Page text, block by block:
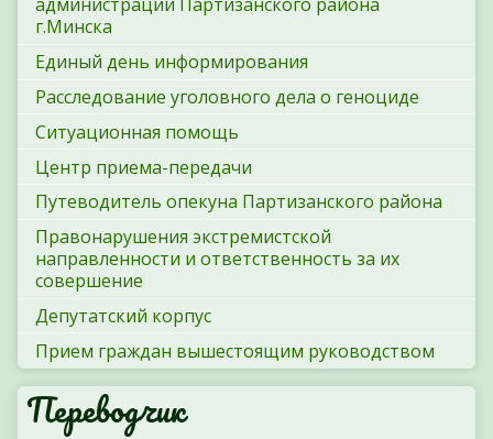
администрации Партизанского района
г.Минска
Единый день информирования
Расследование уголовного дела о геноциде
Ситуационная помощь
Центр приема-передачи
Путеводитель опекуна Партизанского района
Правонарушения экстремистской
направленности и ответственность за их
совершение
Депутатский корпус
Прием граждан вышестоящим руководством
Переводчик